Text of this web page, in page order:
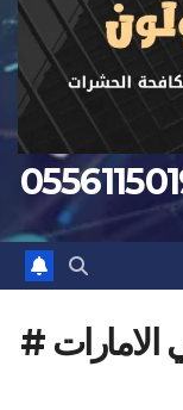
الامارات #